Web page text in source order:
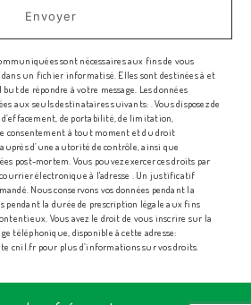
Envoyer
sont nécessaires aux fins de vous
un fichier informatisé. Elles sont destinées à et
de répondre à votre message. Les données
aux seuls destinataires suivants: . Vous disposez de
de portabilité, de limitation,
consentement à tout moment et du droit
d’une autorité de contrôle, ainsi que
post-mortem. Vous pouvez exercer ces droits par
courrier électronique à l'adresse . Un justificatif
Nous conservons vos données pendant la
pendant la durée de prescription légale aux fins
Vous avez le droit de vous inscrire sur la
téléphonique, disponible à cette adresse:
cnil.fr pour plus d’informations sur vos droits.